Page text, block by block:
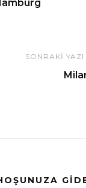
SONRAKI YAZI